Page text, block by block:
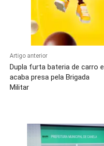
Artigo anterior
Dupla furta bateria de carro e
acaba presa pela Brigada
Militar